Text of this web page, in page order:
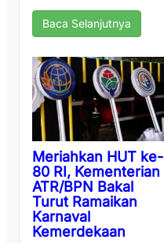
Baca Selanjutnya
Meriahkan HUT ke-
80 RI, Kementerian
ATR/BPN Bakal
Turut Ramaikan
Karnaval
Kemerdekaan